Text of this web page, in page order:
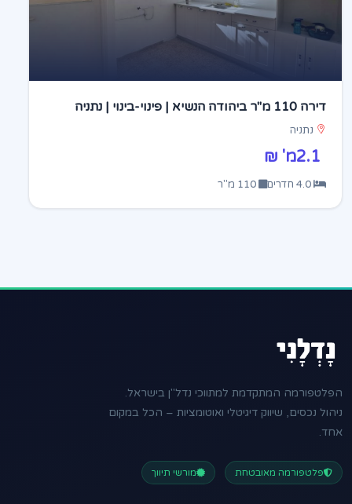
דירה 110 מ"ר ביהודה הנשיא | פינוי-בינוי | נתניה
נתניה
2.1מ' ₪
הפלטפורמה המתקדמת למתווכי נדל"ן בישראל.
ניהול נכסים, שיווק דיגיטלי ואוטומציות – הכל במקום
אחד.
פלטפורמה מאובטחת מורשי תיווך